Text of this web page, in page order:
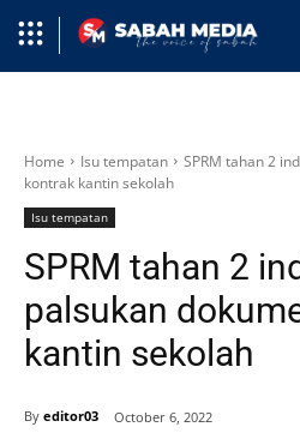
Home Isu tempatan
SPRM tahan 2
kontrak kantin sekolah
Isu tempatan
SPRM tahan 2
palsukan
kantin sekolah
By editor03 October 6, 2022